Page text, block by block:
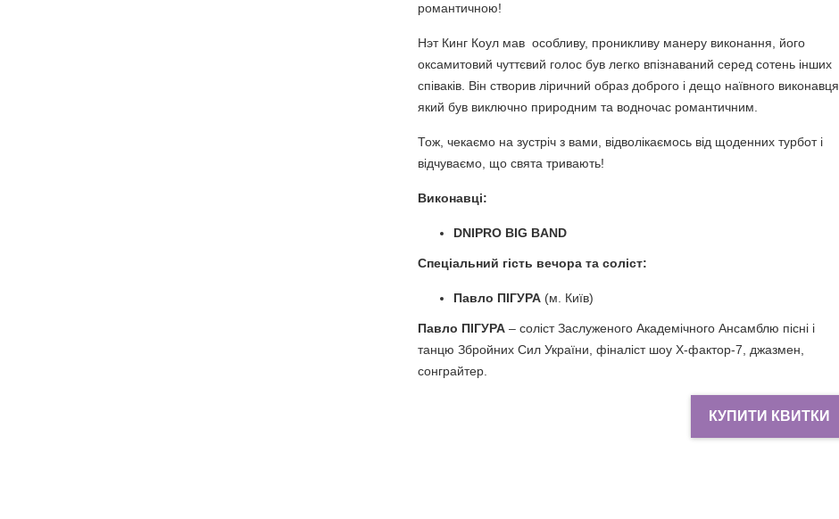
романтичною!
Нэт Кинг Коул мав особливу, проникливу манеру виконання, його
оксамитовий чуттєвий голос був легко впізнаваний серед сотень інших
співаків. Він створив ліричний образ доброго і дещо наївного виконавця,
який був виключно природним та водночас романтичним.
Тож, чекаємо на зустріч з вами, відволікаємось від щоденних турбот і
відчуваємо, що свята тривають!
Виконавці:
DNIPRO BIG BAND
Спеціальний гість вечора та соліст:
Павло ПІГУРА(м. Київ)
Павло ПІГУРА– соліст Заслуженого Академічного Ансамблю пісні і
танцю Збройних Сил України, фіналіст шоу Х-фактор-7, джазмен,
сонграйтер.
КУПИТИ КВИТКИ